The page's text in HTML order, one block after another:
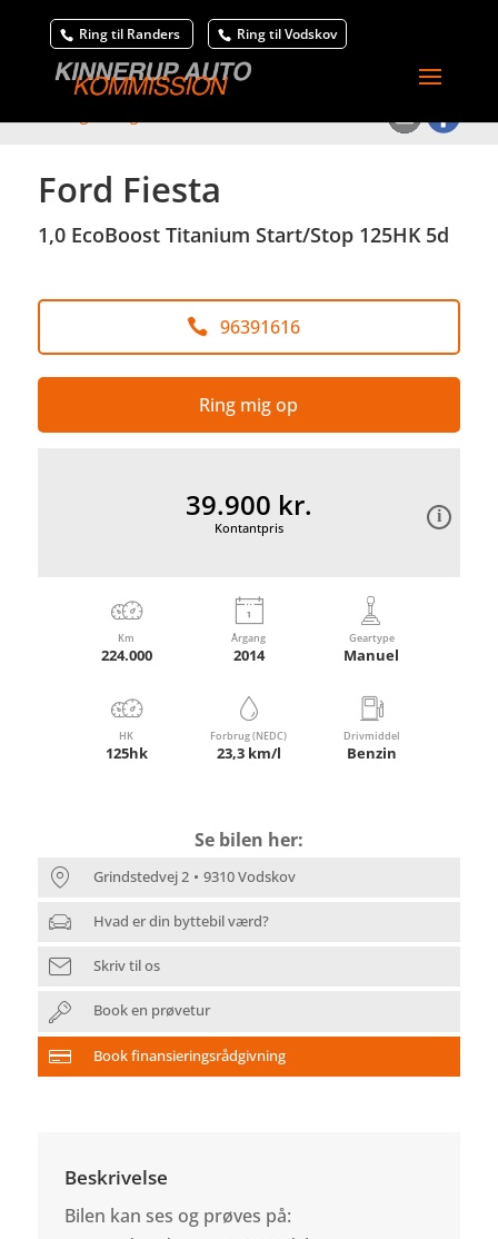
Ring til Randers Ring til Vodskov
Ford Fiesta
1,0 EcoBoost Titanium Start/Stop 125HK 5d
96391616
Ring mig op
39.900 kr.
Kontantpris
Km
224.000
Årgang
2014
Geartype
Manuel
HK
125hk
Forbrug (NEDC)
23,3 km/l
Drivmiddel
Benzin
Se bilen her:
Grindstedvej 2 9310 Vodskov
Hvad er din byttebil værd?
Skriv til os
Book en prøvetur
Book finansieringsrådgivning
Beskrivelse
Bilen kan ses og prøves på: